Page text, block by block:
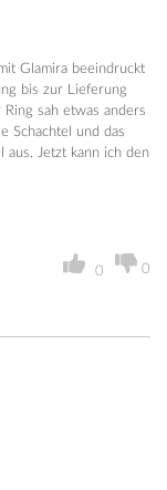
Glamira beeindruckt
bis zur Lieferung
sah etwas anders
Schachtel und das
aus. Jetzt kann ich den
0 0